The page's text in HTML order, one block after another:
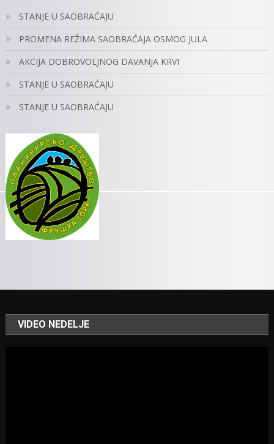
STANJE U SAOBRAĆAJU
PROMENA REŽIMA SAOBRAĆAJA OSMOG JULA
AKCIJA DOBROVOLJNOG DAVANJA KRVI
STANJE U SAOBRAĆAJU
STANJE U SAOBRAĆAJU
VIDEO NEDELJE